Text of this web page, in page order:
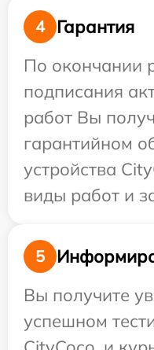
4
Гарантия
По окончании
подписания
работ Вы
гарантийном
устройства
виды работ и
5
Вы получите
успешном